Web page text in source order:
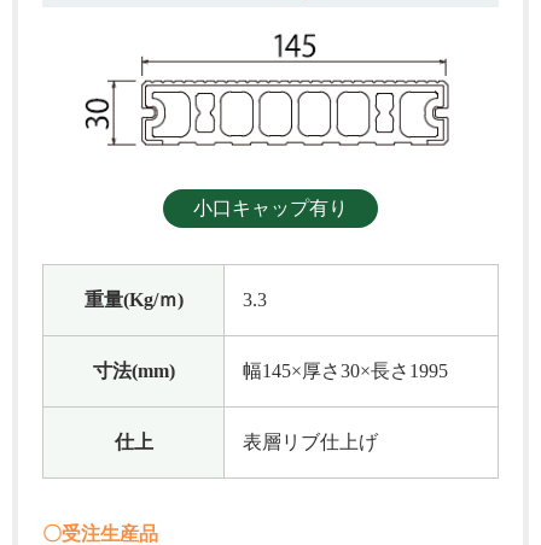
小口キャップ有り
重量(Kg/ｍ) 3.3
寸法(mm) 幅145×厚さ30×長さ1995
仕上 表層リブ仕上げ
〇受注生産品